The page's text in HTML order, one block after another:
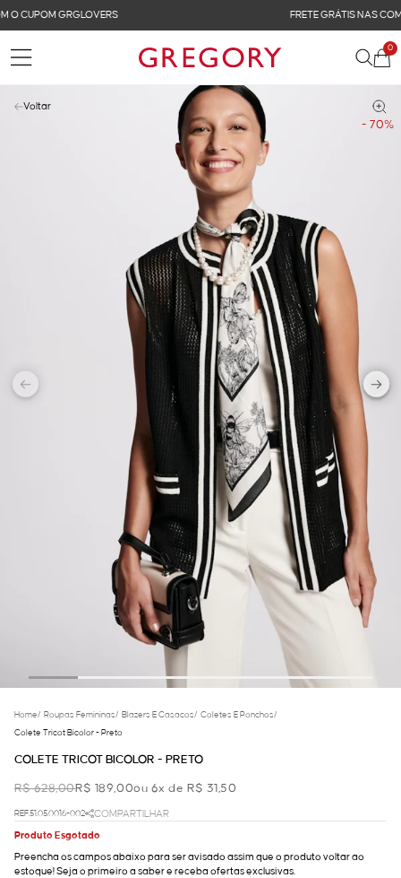
FRETE GRÁTIS NAS COMPRAS ACIMA DE R$ 899
0
- 70%
Voltar
Home/ Roupas Femininas/ Blazers E Casacos/ Coletes E Ponchos/
Colete Tricot Bicolor - Preto
COLETE TRICOT BICOLOR - PRETO
R$ 628,00R$ 189,00ou 6x de R$ 31,50
REF.51.05.0016-002
COMPARTILHAR
Produto Esgotado
Preencha os campos abaixo para ser avisado assim que o produto voltar ao
estoque! Seja o primeiro a saber e receba ofertas exclusivas.